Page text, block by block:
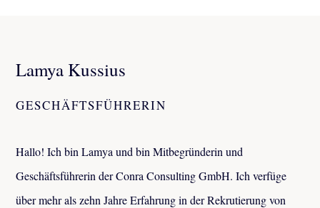
Lamya Kussius
GESCHÄFTSFÜHRERIN
Hallo! Ich bin Lamya und bin Mitbegründerin und
Geschäftsführerin der Conra Consulting GmbH. Ich verfüge
über mehr als zehn Jahre Erfahrung in der Rekrutierung von